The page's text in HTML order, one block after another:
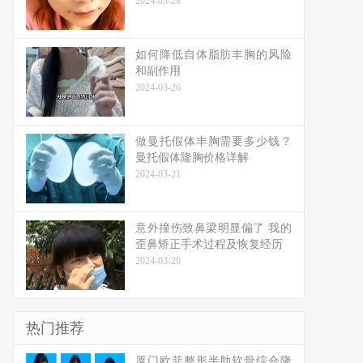
如何降低自体脂肪丰胸的风险
和副作用
2024-03-26
做曼托假体丰胸需要多少钱？
曼托假体隆胸价格详解
2024-03-21
意外撞伤致鼻梁明显偏了 我的
歪鼻矫正手术过程及恢复经历
2024-03-20
热门推荐